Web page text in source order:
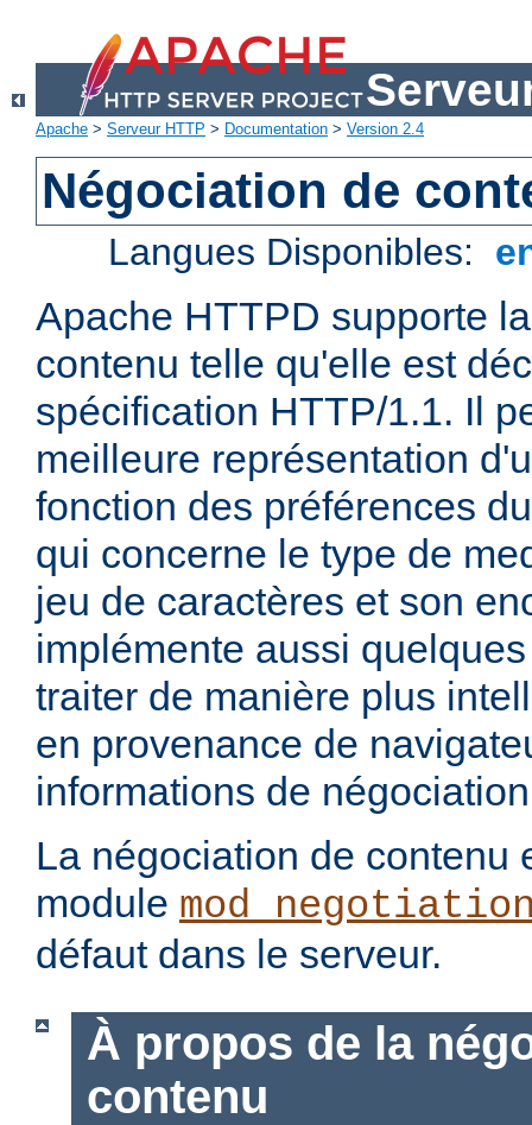
Apache > Serveur HTTP > Documentation > Version 2.4
Négociation de
Langues Disponibles:
Apache HTTPD supporte
contenu telle qu'elle est
spécification HTTP/1.1. Il
meilleure représentation
fonction des préférences
qui concerne le type de
jeu de caractères et son
implémente aussi
traiter de manière plus
en provenance de
informations de
La négociation de contenu
module
défaut dans le serveur.
À propos de la
contenu